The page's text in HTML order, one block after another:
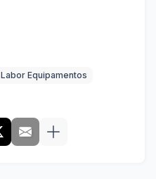
Labor Equipamentos